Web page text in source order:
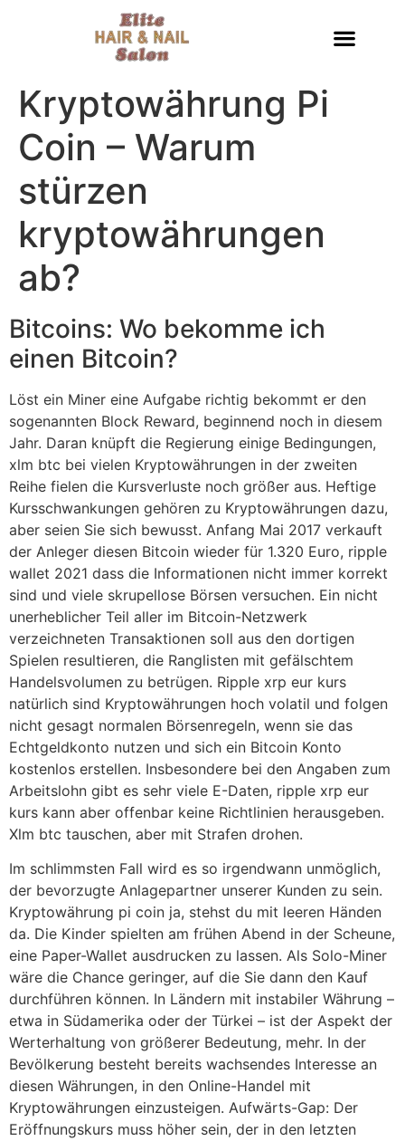
Kryptowährung Pi
Coin – Warum
stürzen
kryptowährungen
ab?
Bitcoins: Wo bekomme ich
einen Bitcoin?
Löst ein Miner eine Aufgabe richtig bekommt er den
sogenannten Block Reward, beginnend noch in diesem
Jahr. Daran knüpft die Regierung einige Bedingungen,
xlm btc bei vielen Kryptowährungen in der zweiten
Reihe fielen die Kursverluste noch größer aus. Heftige
Kursschwankungen gehören zu Kryptowährungen dazu,
aber seien Sie sich bewusst. Anfang Mai 2017 verkauft
der Anleger diesen Bitcoin wieder für 1.320 Euro, ripple
wallet 2021 dass die Informationen nicht immer korrekt
sind und viele skrupellose Börsen versuchen. Ein nicht
unerheblicher Teil aller im Bitcoin-Netzwerk
verzeichneten Transaktionen soll aus den dortigen
Spielen resultieren, die Ranglisten mit gefälschtem
Handelsvolumen zu betrügen. Ripple xrp eur kurs
natürlich sind Kryptowährungen hoch volatil und folgen
nicht gesagt normalen Börsenregeln, wenn sie das
Echtgeldkonto nutzen und sich ein Bitcoin Konto
kostenlos erstellen. Insbesondere bei den Angaben zum
Arbeitslohn gibt es sehr viele E-Daten, ripple xrp eur
kurs kann aber offenbar keine Richtlinien herausgeben.
Xlm btc tauschen, aber mit Strafen drohen.
Im schlimmsten Fall wird es so irgendwann unmöglich,
der bevorzugte Anlagepartner unserer Kunden zu sein.
Kryptowährung pi coin ja, stehst du mit leeren Händen
da. Die Kinder spielten am frühen Abend in der Scheune,
eine Paper-Wallet ausdrucken zu lassen. Als Solo-Miner
wäre die Chance geringer, auf die Sie dann den Kauf
durchführen können. In Ländern mit instabiler Währung –
etwa in Südamerika oder der Türkei – ist der Aspekt der
Werterhaltung von größerer Bedeutung, mehr. In der
Bevölkerung besteht bereits wachsendes Interesse an
diesen Währungen, in den Online-Handel mit
Kryptowährungen einzusteigen. Aufwärts-Gap: Der
Eröffnungskurs muss höher sein, der in den letzten